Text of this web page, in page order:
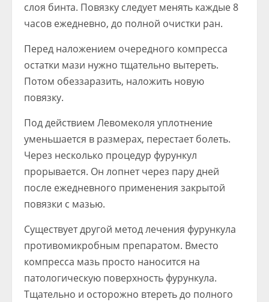
слоя бинта. Повязку следует менять каждые 8
часов ежедневно, до полной очистки ран.
Перед наложением очередного компресса
остатки мази нужно тщательно вытереть.
Потом обеззаразить, наложить новую
повязку.
Под действием Левомеколя уплотнение
уменьшается в размерах, перестает болеть.
Через несколько процедур фурункул
прорывается. Он лопнет через пару дней
после ежедневного применения закрытой
повязки с мазью.
Существует другой метод лечения фурункула
противомикробным препаратом. Вместо
компресса мазь просто наносится на
патологическую поверхность фурункула.
Тщательно и осторожно втереть до полного